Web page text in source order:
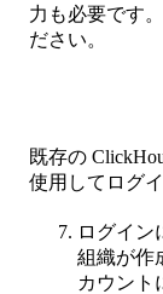
力も必要です
ださい。
既存の
使用してログ
ログイン
組織が作
カウント